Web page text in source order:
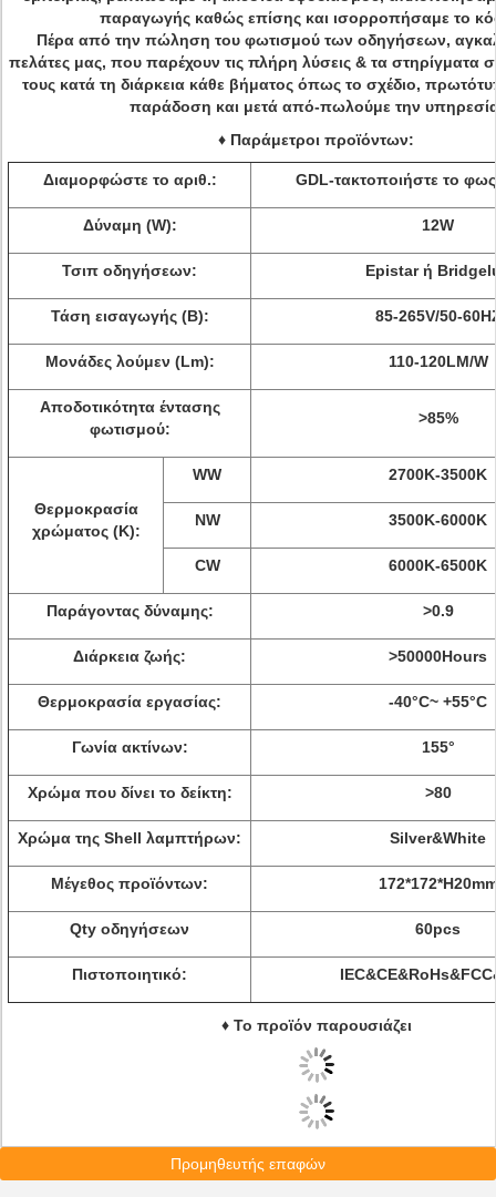
παραγωγής καθώς επίσης και ισορροπήσαμε το
Πέρα από την πώληση του φωτισμού των οδηγήσεων,
πελάτες μας, που παρέχουν τις πλήρη λύσεις & τα στηρίγματα
τους κατά τη διάρκεια κάθε βήματος όπως το σχέδιο,
παράδοση και μετά από-πωλούμε την
♦ Παράμετροι προϊόντων:
Διαμορφώστε το αριθ.: GDL-τακτοποιήστε το
Δύναμη (W): 12W
Τσιπ οδηγήσεων: Epistar ή
Τάση εισαγωγής (Β): 85-265V/50-
Μονάδες λούμεν (Lm): 110-120LM/W
Αποδοτικότητα έντασης
φωτισμού:
>85%
Θερμοκρασία
χρώματος (Κ):
WW 2700K-3500K
NW 3500K-6000K
CW 6000K-6500K
Παράγοντας δύναμης: >0.9
Διάρκεια ζωής: >50000Hours
Θερμοκρασία εργασίας: -40°C~ +55°C
Γωνία ακτίνων: 155°
Χρώμα που δίνει το δείκτη: >80
Χρώμα της Shell λαμπτήρων: Silver&White
Μέγεθος προϊόντων:
Qty οδηγήσεων 60pcs
Πιστοποιητικό:
♦ Το προϊόν παρουσιάζει
Προμηθευτής επαφών